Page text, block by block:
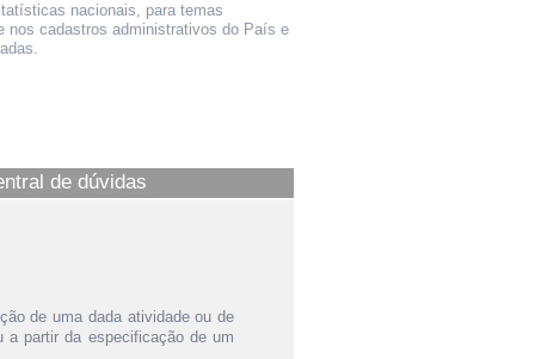
nacionais, para temas
cadastros administrativos do País e
de dúvidas
de uma dada atividade ou de
a partir da especificação de um